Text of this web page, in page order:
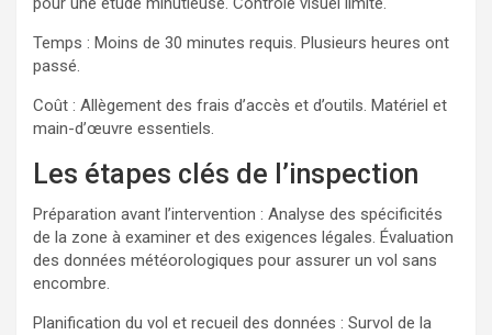
Temps : Moins de 30 minutes requis. Plusieurs heures ont
passé.
Coût : Allègement des frais d’accès et d’outils. Matériel et
main-d’œuvre essentiels.
Les étapes clés de l’inspection
Préparation avant l’intervention : Analyse des spécificités
de la zone à examiner et des exigences légales. Évaluation
des données météorologiques pour assurer un vol sans
encombre.
Planification du vol et recueil des données : Survol de la